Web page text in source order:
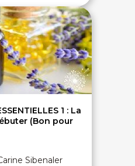
1 : La
(Bon pour
Sibenaler